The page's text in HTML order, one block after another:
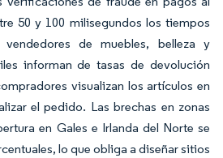
50 y 100 milisegundos los tiempos
de muebles, belleza y
informan de tasas de devolución
visualizan los artículos en
el pedido. Las brechas en zonas
en Gales e Irlanda del Norte se
lo que obliga a diseñar sitios